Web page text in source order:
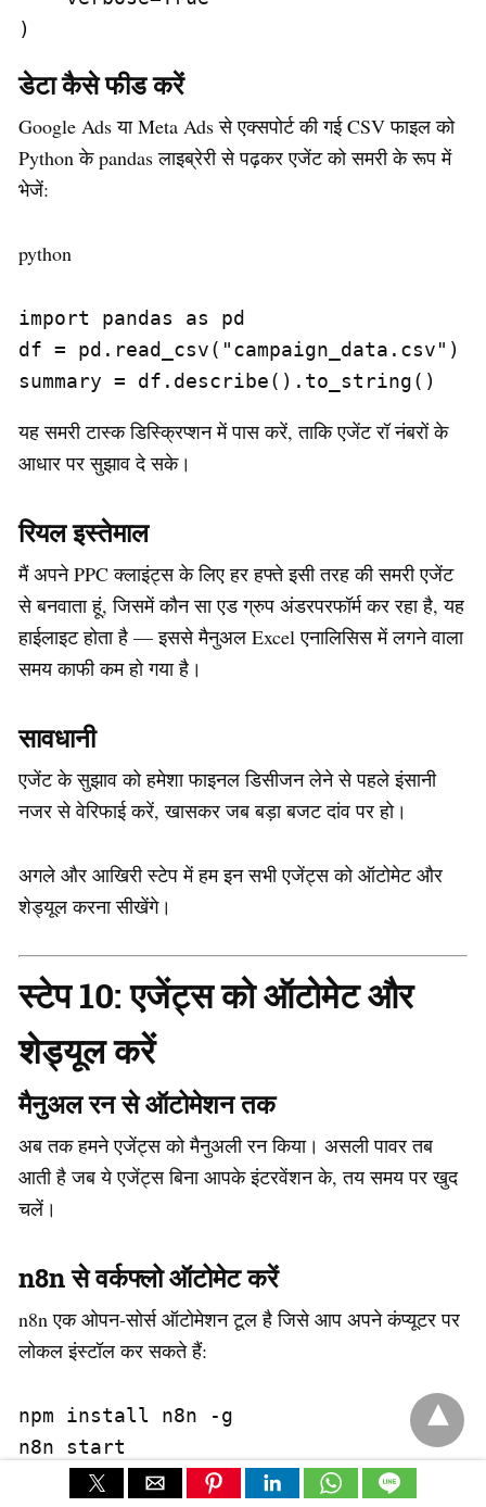
)
डेटा कैसे फीड करें
Google Ads या Meta Ads से एक्सपोर्ट की गई CSV फाइल को
Python के pandas लाइब्रेरी से पढ़कर एजेंट को समरी के रूप में
भेजें:
python
import pandas as pd
df = pd.read_csv("campaign_data.csv")
summary = df.describe().to_string()
यह समरी टास्क डिस्क्रिप्शन में पास करें, ताकि एजेंट रॉ नंबरों के
आधार पर सुझाव दे सके।
रियल इस्तेमाल
मैं अपने PPC क्लाइंट्स के लिए हर हफ्ते इसी तरह की समरी एजेंट
से बनवाता हूं, जिसमें कौन सा एड ग्रुप अंडरपरफॉर्म कर रहा है, यह
हाईलाइट होता है — इससे मैनुअल Excel एनालिसिस में लगने वाला
समय काफी कम हो गया है।
सावधानी
एजेंट के सुझाव को हमेशा फाइनल डिसीजन लेने से पहले इंसानी
नजर से वेरिफाई करें, खासकर जब बड़ा बजट दांव पर हो।
अगले और आखिरी स्टेप में हम इन सभी एजेंट्स को ऑटोमेट और
शेड्यूल करना सीखेंगे।
स्टेप 10: एजेंट्स को ऑटोमेट और
शेड्यूल करें
मैनुअल रन से ऑटोमेशन तक
अब तक हमने एजेंट्स को मैनुअली रन किया। असली पावर तब
आती है जब ये एजेंट्स बिना आपके इंटरवेंशन के, तय समय पर खुद
चलें।
n8n से वर्कफ्लो ऑटोमेट करें
n8n एक ओपन-सोर्स ऑटोमेशन टूल है जिसे आप अपने कंप्यूटर पर
लोकल इंस्टॉल कर सकते हैं:
npm install n8n -g
n8n start
इसमें आप एक “Schedule Trigger” नोड लगाकर रोज़ सुबह 8